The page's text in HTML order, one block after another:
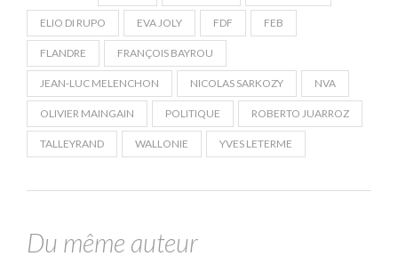
ELIO DI RUPO EVA JOLY FDF FEB
FLANDRE FRANÇOIS BAYROU
JEAN-LUC MELENCHON NICOLAS SARKOZY NVA
OLIVIER MAINGAIN POLITIQUE ROBERTO JUARROZ
TALLEYRAND WALLONIE YVES LETERME
Du même auteur